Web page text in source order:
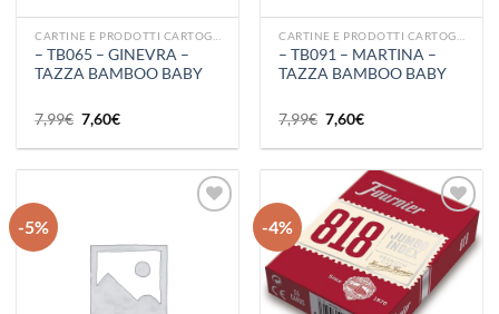
– TB065 – GINEVRA –
TAZZA BAMBOO BABY
7,99€ Il
prezzo
originale
7,99€.
7,60€Il
attuale
7,60€.
– TB091 – MARTINA –
TAZZA BAMBOO BABY
7,99€ Il
prezzo
originale
7,99€.
7,60€Il
attuale
7,60€.
-5% -4%
Aggiungi
alla lista
dei